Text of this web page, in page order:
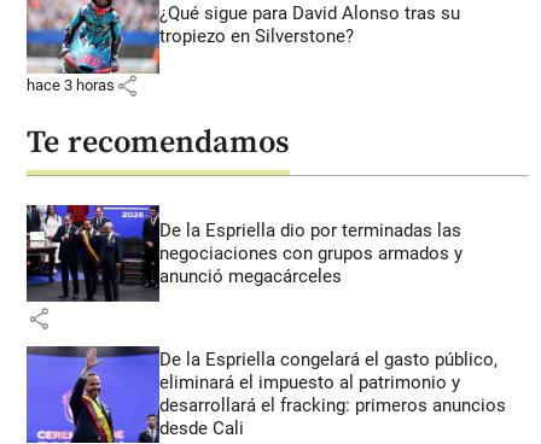
¿Qué sigue para David Alonso tras su
tropiezo en Silverstone?
hace 3 horas share
Te recomendamos
De la Espriella dio por terminadas las
negociaciones con grupos armados y
anunció megacárceles
share
De la Espriella congelará el gasto público,
eliminará el impuesto al patrimonio y
desarrollará el fracking: primeros anuncios
desde Cali